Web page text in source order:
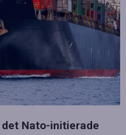
Nato-initierade